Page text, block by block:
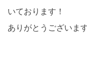
いております！
ありがとうございま